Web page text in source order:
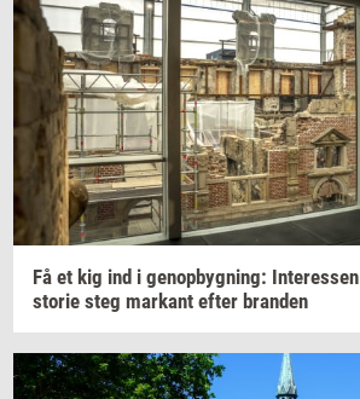
Få et kig ind i genop­byg­ning: In­ter­es­sen
sto­rie steg mar­kant efter bran­den